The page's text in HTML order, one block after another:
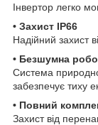
Інвертор легко
• Захист IP66
Надійний захист
• Безшумна
Система
забезпечує тиху
• Повний
Захист від